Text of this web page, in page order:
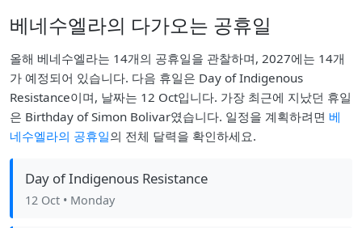
베네수엘라의 다가오는 공휴일
올해 베네수엘라는 14개의 공휴일을 관찰하며, 2027에는 14개
가 예정되어 있습니다. 다음 휴일은 Day of Indigenous
Resistance이며, 날짜는 12 Oct입니다. 가장 최근에 지났던 휴일
은 Birthday of Simon Bolivar였습니다. 일정을 계획하려면 베
네수엘라의 공휴일의 전체 달력을 확인하세요.
Day of Indigenous Resistance
12 Oct • Monday